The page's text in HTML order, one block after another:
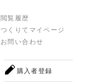
閲覧履歴
つくりてマイページ
お問い合わせ
購入者登録